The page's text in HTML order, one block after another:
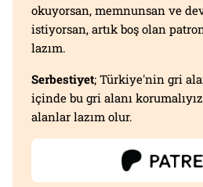
okuyorsan, memnunsan ve
istiyorsan, artık boş olan
lazım.
Serbestiyet; Türkiye'nin gri
içinde bu gri alanı
alanlar lazım olur.